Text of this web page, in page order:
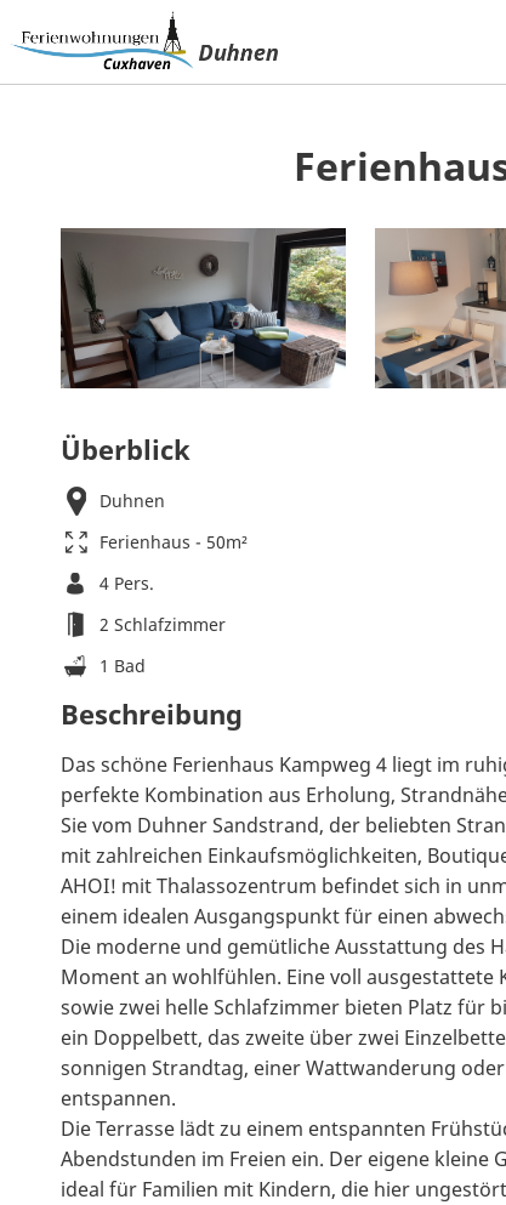
Überblick
Duhnen
Ferienhaus - 50m²
4 Pers.
2 Schlafzimmer
1 Bad
Beschreibung
Das schöne Ferienhaus Kampweg 4 liegt im
perfekte Kombination aus Erholung,
Sie vom Duhner Sandstrand, der beliebten
mit zahlreichen Einkaufsmöglichkeiten,
AHOI! mit Thalassozentrum befindet sich in
einem idealen Ausgangspunkt für einen
Die moderne und gemütliche Ausstattung des
Moment an wohlfühlen. Eine voll ausgestattete
sowie zwei helle Schlafzimmer bieten Platz für
ein Doppelbett, das zweite über zwei
sonnigen Strandtag, einer Wattwanderung
entspannen.
Die Terrasse lädt zu einem entspannten
Abendstunden im Freien ein. Der eigene kleine
ideal für Familien mit Kindern, die hier